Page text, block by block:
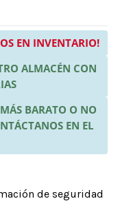
EN INVENTARIO!
ALMACÉN CON
BARATO O NO
EN EL
de seguridad